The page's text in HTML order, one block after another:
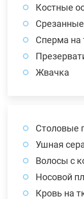
Костные
Срезанные
Сперма на
Жвачка
Столовые
Ушная
Волосы с
Носовой
Кровь на